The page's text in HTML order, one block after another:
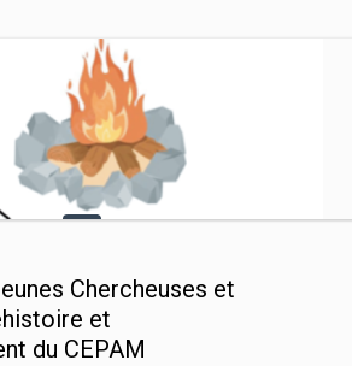
Chercheuses et
et
du CEPAM